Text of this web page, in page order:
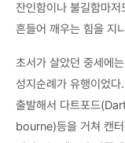
잔인함이나 불길함마
흔들어 깨우는 힘을 지
초서가 살았던 중세에
성지순례가 유행이었
출발해서 다트포드
bourne)등을 거쳐 캔